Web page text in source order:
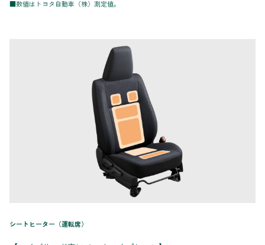
■数値はトヨタ自動車（株）測定値。
シートヒーター（運転席）